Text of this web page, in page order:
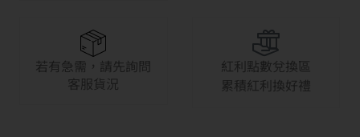
若有急需，請先詢問
客服貨況
紅利點數兌換區
累積紅利換好禮